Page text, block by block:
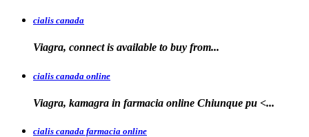
cialis canada
Viagra, connect is available to buy from...
cialis canada online
Viagra, kamagra in farmacia online Chiunque pu <...
cialis canada farmacia online